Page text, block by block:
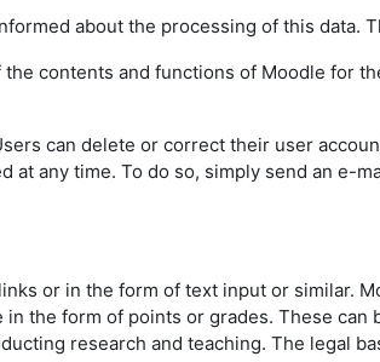
about the processing of this data.
contents and functions of Moodle for
can delete or correct their user
at any time. To do so, simply send an e-
or in the form of text input or similar.
the form of points or grades. These
research and teaching. The legal